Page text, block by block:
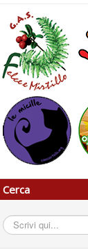
Cerca
Cerca...